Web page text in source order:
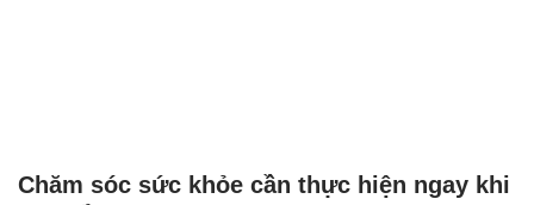
Chăm sóc sức khỏe cần thực hiện ngay khi